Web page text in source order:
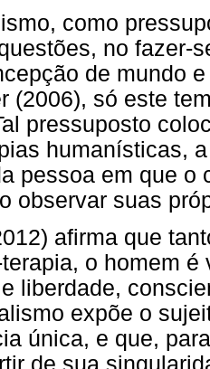
como
no fazer-
de mundo
(2006), só este
pressuposto
humanísticas,
pessoa em que o
observar suas
afirma que
o homem
liberdade,
expõe o
única, e que,